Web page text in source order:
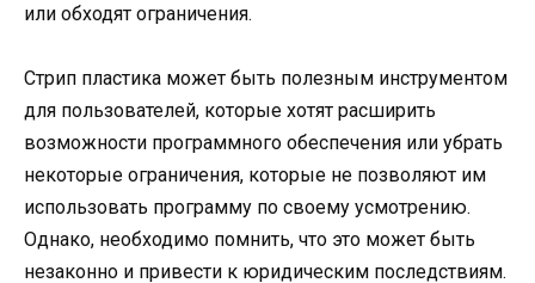
или обходят ограничения.
Стрип пластика может быть полезным инструментом
для пользователей, которые хотят расширить
возможности программного обеспечения или убрать
некоторые ограничения, которые не позволяют им
использовать программу по своему усмотрению.
Однако, необходимо помнить, что это может быть
незаконно и привести к юридическим последствиям.